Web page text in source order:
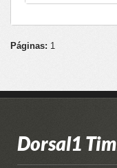
Páginas: 1
Dorsal1